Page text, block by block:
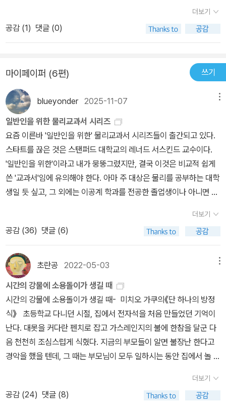
에 대한 정답은 없으니만큼어떤 방식이 옳다고 할 수는 없지만 (그래
서 책장은 쌓여간다)암튼 역자의 말을 빌리자면, 서스킨드 교수는 정
해를 끌어내는 것.칸토르의 말처럼 수학의 본질은 그 자유로움에 있
다는 것이라는 말처럼난 이러한 풀이를 다른 책에서 보지는 못했지
만, 어찌됬든 서스킨드 교수는 잘만 쓰지 않는가.참고로, 전작인 고전
역학과도 비슷한 부분인데.. 모든 설명을 이 책에서 해주지는 않는다.
예를 들어, 간단한 변수분리법으로 풀어야 하는 미분방정식의 해는
풀이없이 그냥 결론으로 언급하니 참조하기를.또한, 수식보다 말로
하는 설명이 더 추상적이고 이해하기 어려운 부분이 꽤 있다. 미시적
세계는 우리의 손에 쥐어지는 물체가 아니기 때문에이 책을 포함한
어떠한 책의 설명으로도 고전역학처럼 직관적 이해는 쉽지 않을거라
본다.하지만 최대한 고전역학과의 연관성을 끊임없이 연결해가며 설
고 판단하시라. 아무리 생각해도, 양자역학의 태동과 발전은 기적과
도 같은 일이라는 생각이 든다.이 책에는 언급되어 있지 않지만, 플랑
크의 흑체복사이론, 빛의 스펙트럼, 발머/리드베리의 공식,제만 효과,
보어/조머펠트의 양자론 등이 동시다발적으로 20c 초반에 얽혀 이
거대한 학문의 토대가 되었다는 건, 무지하지만 호기심 많은 인간에
게 한 수 가르쳐주려고 하는신의 훈수가 있었다고 보는건 너무 억측
일까. 마지막으로, 출판업계의 영원히 풀리지 않는 난제인 오탈자에
대한 부분은 이 책도 피해갈 수 없다.어쩌겠는가. 차분히 읽어가면서
틀린 수식을 바로잡는 당신의 모습에 뿌듯함을 느껴보시길.
줄 알았는데 그게 아니더라. 빨간책(<물리학 강의>, R.파인만)을 아
직 다 안봐서 공부를 덜한 탓이겠지... 박대표님 께서 던진 생물 공부
핑계를 댈수도 있다. 후훗. 아무튼 이책 <양자역학편> 을 하고 앉아
날인데 ㅎ아무튼 결론은 어렵다. 텐서라는 개념은 더 어려워졌고 이
것이 텐서요! 하는 책이나 문서는 아직 찾지 못했거나 이해하지 못했
다. 난 책을 느리고 게으르게 보는데다 <문명> 같은 게임 하느라 시
간을 날려서 그렇다. 난 솔직한 사람이라고.원제를 보면 Minimal Th
eory 라고 적혀있어서 미국에서도 출판사가 제목을 정한 것 같기도
하다. 다들 단순한건 좋아하니까. 겉장에 아마존 독자들이 극찬했다
는데 왜 극찬했는지는 봐도 봐도 모르겠다. 다들 양자역학 전공하신
분들인가?앞편인 고전역학 편이라면 학교다닐때 물리, 수학 좀 하셨
던 분들이라면 꽤 어려운 편은 아니다. 그래도 고전역학은 시각화가
수) 아래의 상태를 가르쳐 주려고 하다보니까 할 수 없는 시각화를 할
수는 없는 노릇이고 죄다 수식이 되어버리니까 과학에 호기심은 높지
만 수학싫어하는 사람이 본다면 이 책을 싫어할지도 모르겠다.보통 <
수학의 정석>책 뗏다고 하면 엥간한 수학은 다 한다고 생각할텐데 글
쎄? 정석책 가지고는 그냥 수능시험문제 푸는데 도움이 될 뿐이다.
현상을 모델링하고 상상하는 도구로 수학을 쓰는데에는 턱없이 부족
하다. 옛날 유우머에 정석책 잃어버린 걸 주운 학생과 선생님이 교내
방송으로 '홍성대 누구야! 정석책 찾으러 교무실로 와!' 라고 했는데
나에게는 그 정석책은 암만 봐도 쓸모가 없다. 대학별로 나오는 수많
은 <일반 수학>책에는 족보니 솔루션이 내려오는데 '왜'에 관해서 다
올려 놓는 것이 없다. 아마도 계산기(Mathmetica 같은 전문 도구)
판은 본적이 없다. 뭐 수학책만 그럴까? 다른 교과서들도 연습문제는
더보기
공감 (1) 댓글 (0)
마이페이퍼 (6편) 쓰기
blueyonder2025-11-07
일반인을 위한 물리교과서 시리즈
요즘 이른바 '일반인을 위한' 물리교과서 시리즈들이 출간되고 있다.
스타트를 끊은 것은 스탠퍼드 대학교의 레너드 서스킨드 교수이다.
'일반인을 위한'이라고 내가 뭉뚱그렸지만, 결국 이것은 비교적 쉽게
쓴 '교과서'임에 유의해야 한다. 아마 주 대상은 물리를 공부하는 대학
생일 듯 싶고, 그 외에는 이공계 학과를 전공한 졸업생이나 아니면 정
정도의 지식이 분명히 있어야 하므로, 이에 대한 지식이 없는 정말 '일
반인'에게는 이해가 어려우리라 생각한다. 아마 보통 고등학생에게도
마찬가지일 것이다. 먼저 서스킨드 교수의 <물리의 정석The Theor
etical Minimum> 시리즈이다. 다음은 영문판 원서들. 이 시리즈는
'고전역학', '양자역학', '특수상대성이론과 고전장론', '일반상대성이
론'의 4권으로 이루어져 있다. 서스킨드 교수가 스탠퍼드에서 일반
학생들을 대상으로 열었던 강의를 정리한 내용이다. 이론물리학자인
서스킨드 교수가 생각하는 '최소한의 이론theoretical minimum'이
이 정도이다. 두 번째는 션 캐럴 교수의 <우주의 가장 위대한 생각들
The Biggest Ideas in the Universe> 시리즈이다. 총 2권으로 이
루어져 있는데, 서스킨드 교수의 책보다는 수식이 훨씬 적고 교과서
는, 국내 정완상 교수의 <세상에서 가장 쉬운 과학 수업> 시리즈가
더보기
공감 (36) 댓글 (6)
초란공 2022-05-03
시간의 강물에 소용돌이가 생길 때
시간의 강물에 소용돌이가 생길 때- 미치오 가쿠의《단 하나의 방정
식》 초등학교 다니던 시절, 집에서 전자석을 처음 만들었던 기억이
난다. 대못을 커다란 펜치로 잡고 가스레인지의 불에 한참을 달군 다
음 천천히 조심스럽게 식혔다. 지금의 부모들이 알면 불장난 한다고
경악을 했을 텐데, 그 때는 부모님이 모두 일하시는 동안 집에서 놀 거
얇은 종이로 한 번 싼 다음 구리선을 촘촘히 감는다. 못대가리를 기역
자로 구부린 함석판과 일정한 거리를 두어 나무판에 고정시킨 후 배
더보기
공감 (24) 댓글 (8)